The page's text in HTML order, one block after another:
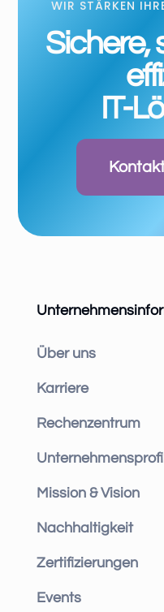
WIR STÄRKEN
Sichere,
IT-
Über uns
Karriere
Rechenzentrum
Unternehmensprofil
Mission & Vision
Nachhaltigkeit
Zertifizierungen
Events